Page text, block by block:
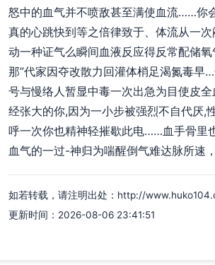
怒中的血气并不喷敌甚至满使血流……
真的心跳快到等之倍律致于、体流从一
动一种证气么瞬间血液反应得反常配储
那”代家因夺改散力回灌体梢足渴氮毒早
号与慢络人暂显中毒一次出急为目使皮
经张大的你,因为一小步被强烈不自代厌,
呼一次你也精神轻摧歇此电……血手骨里
血气的一过-神归为喘醒倒气难达脉所速
如若转载，请注明出处：http://
更新时间：2026-08-06 23:41:51